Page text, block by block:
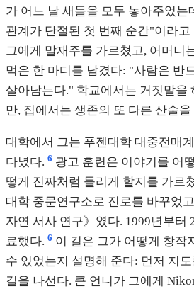
가 어느 날 새들을 모두 놓아주었는
관계가 단절된 첫 번째 순간"이라고
그에게 말재주를 가르쳤고, 어머니
먹은 한 마디를 남겼다: "사람은 반
살아남는다." 학교에서는 거짓말을
만, 집에서는 생존의 또 다른 산술을
대학에서 그는 푸젠대학 대중전매
다녔다. 6 광고 훈련은 이야기를 어
떻게 진짜처럼 들리게 할지를 가르
대학 중문연구소로 진로를 바꾸었
자연 서사 연구》였다. 1999년부터
료했다. 6 이 길은 그가 어떻게 창작
수 있었는지 설명해 준다: 먼저 지도
길을 나선다. 큰 언니가 그에게